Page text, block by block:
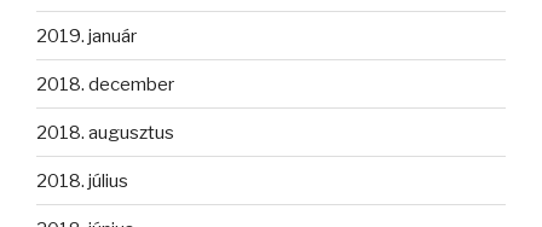
2019. január
2018. december
2018. augusztus
2018. július